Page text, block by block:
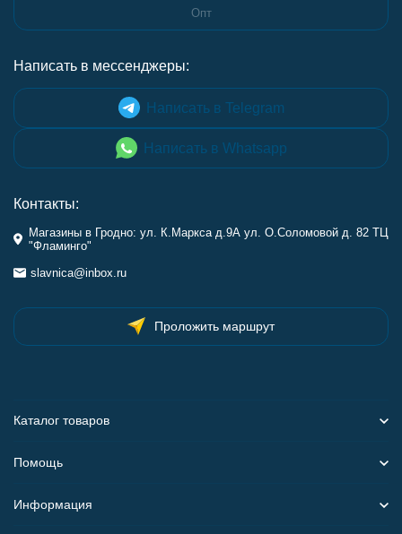
Опт
Написать в мессенджеры:
Написать в Telegram
Написать в Whatsapp
Контакты:
Магазины в Гродно: ул. К.Маркса д.9А ул. О.Соломовой д. 82 ТЦ
"Фламинго"
slavnica@inbox.ru
Проложить маршрут
Каталог товаров
Помощь
Информация